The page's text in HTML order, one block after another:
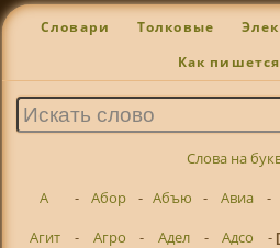
Словари Толковые
Как
Слова на
А
- Абор - Абъю - Авиа -
Агит
- Агро - Адел - Адсо -